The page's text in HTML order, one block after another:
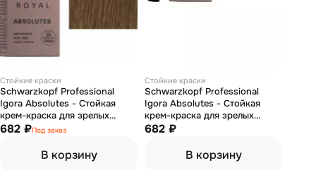
Стойкие краски
Schwarzkopf Professional
Igora Absolutes - Стойкая
крем-краска для зрелых
волос 9-140 Блондин сандрэ
682 ₽Под заказ
В корзину
Стойкие краски
Schwarzkopf Professional
Igora Absolutes - Стойкая
крем-краска для зрелых
волос 7-450 средний русый
натуральный 60 мл
682 ₽
В корзину